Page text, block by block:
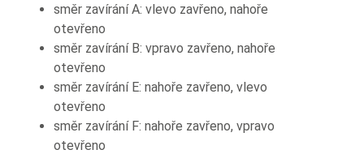
směr zavírání A: vlevo zavřeno, nahoře
otevřeno
směr zavírání B: vpravo zavřeno, nahoře
otevřeno
směr zavírání E: nahoře zavřeno, vlevo
otevřeno
směr zavírání F: nahoře zavřeno, vpravo
otevřeno